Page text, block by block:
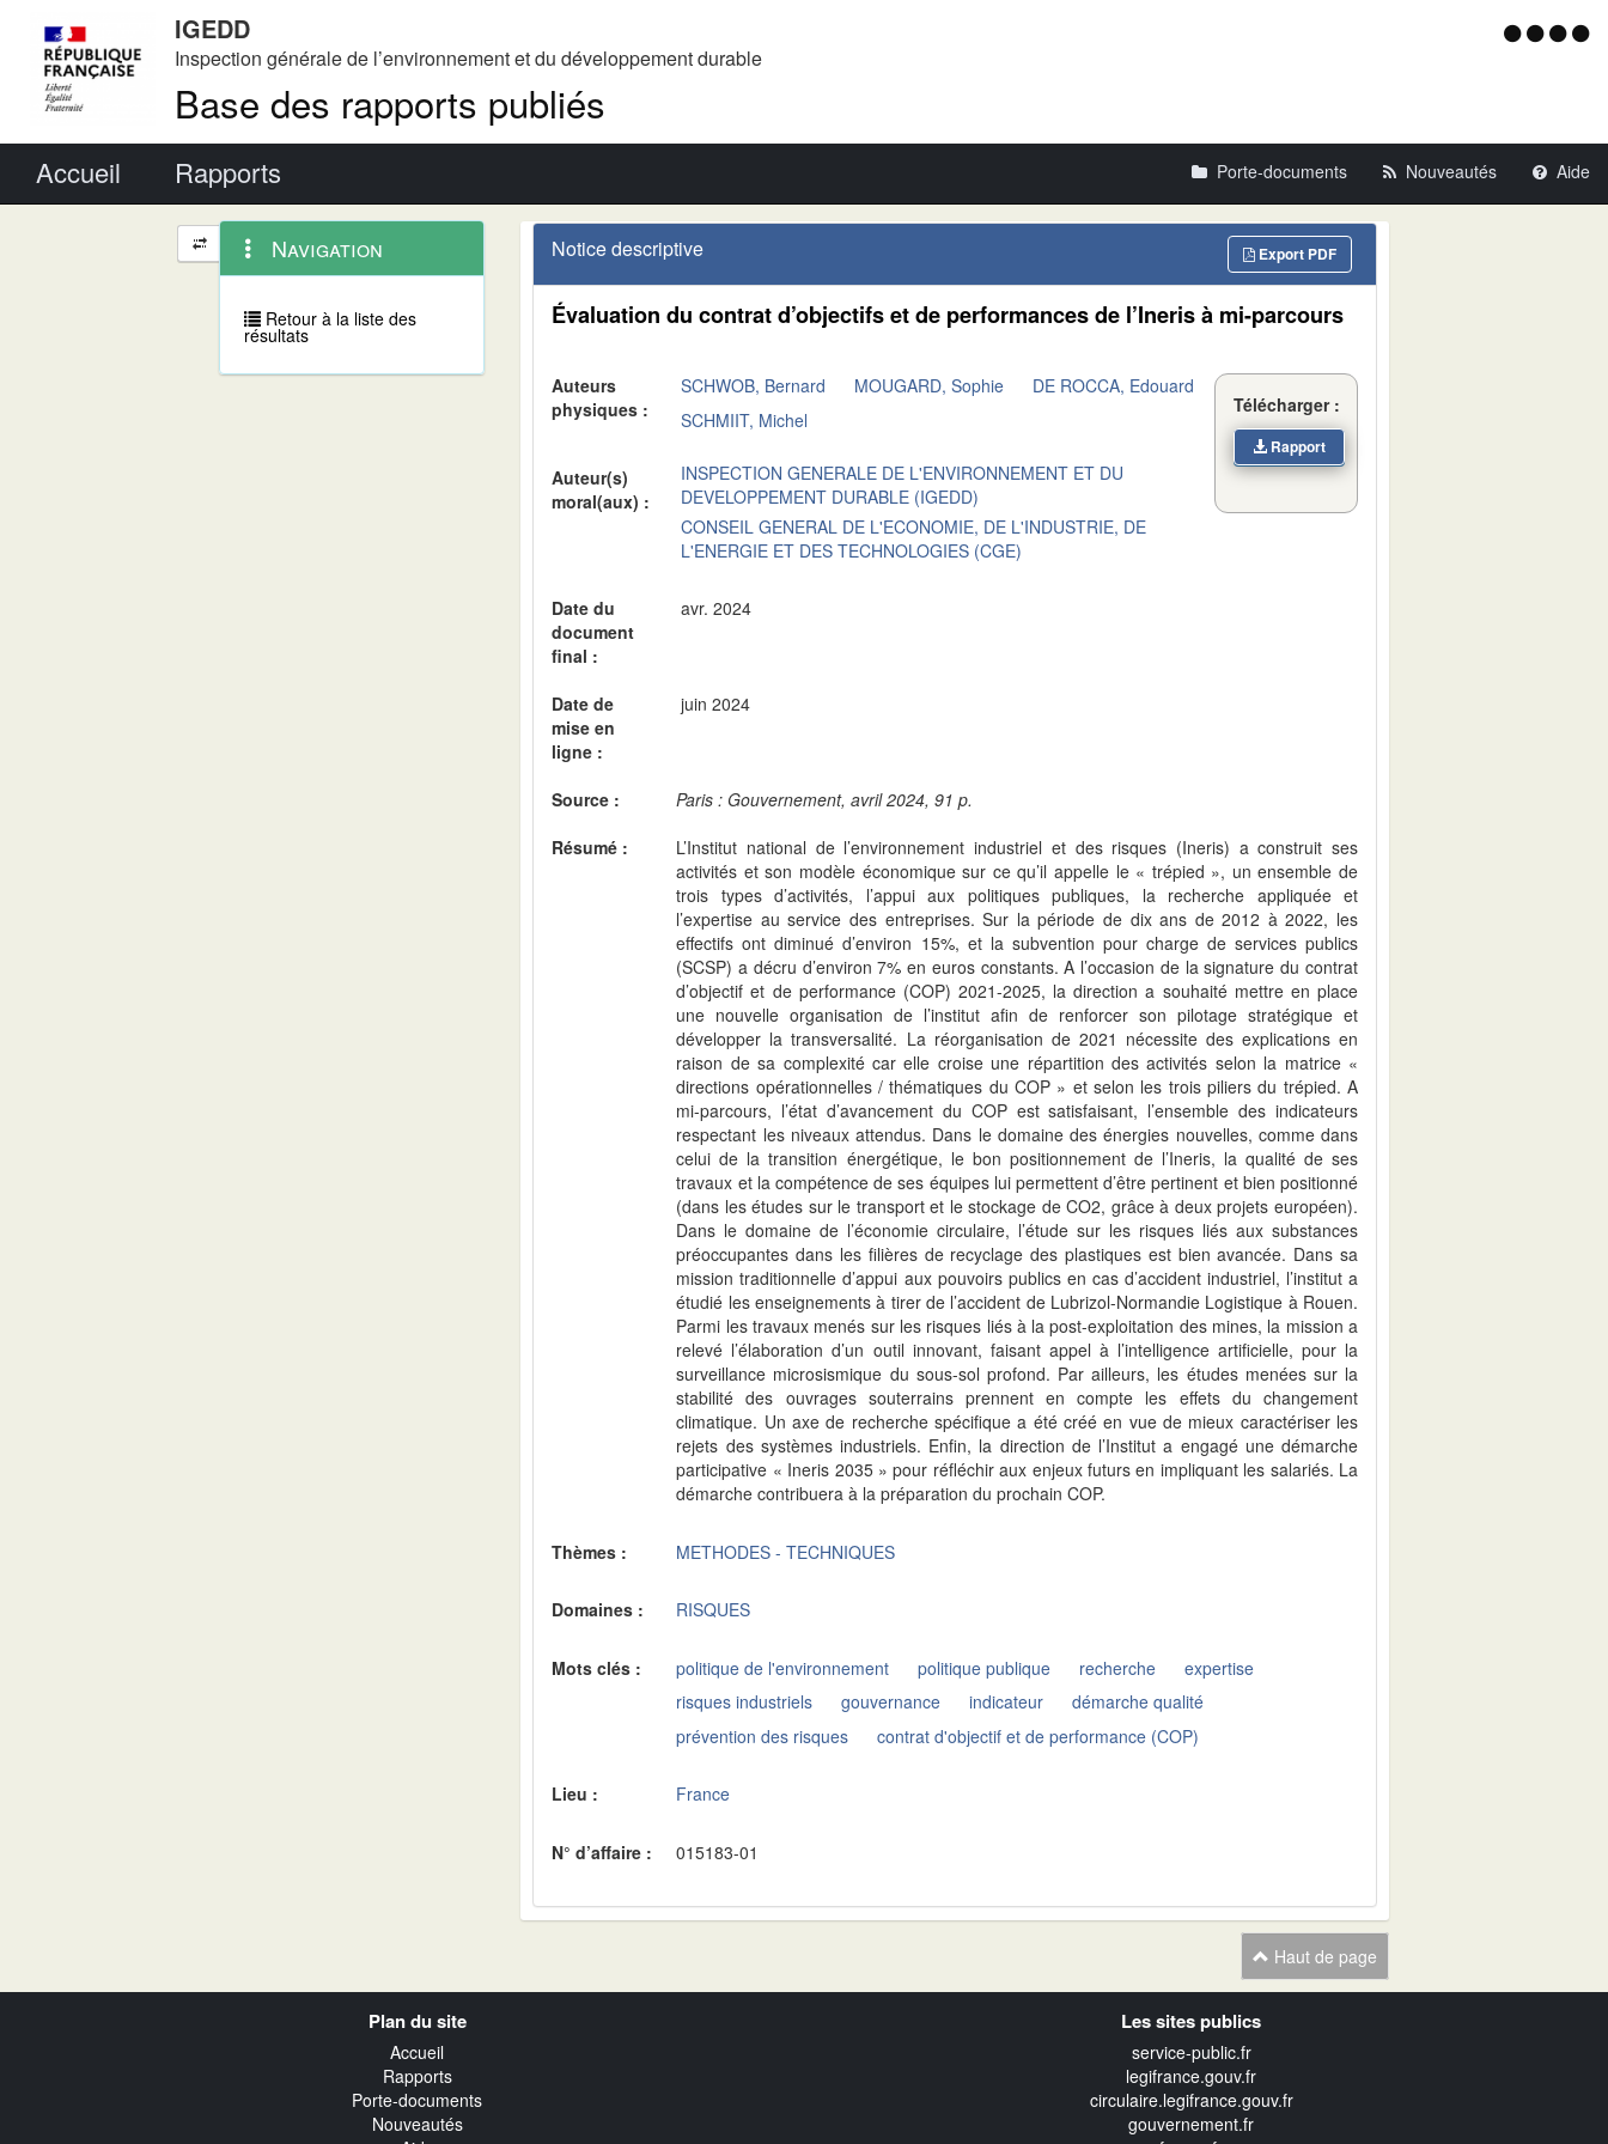
IGEDD
Inspection générale de l’environnement et du développement durable
Base des rapports publiés
Menu
Accueil Rapports Porte-documents Nouveautés Aide
Navigation
et
outils
annexes
contextuel
Navigation
Retour à la liste des
résultats
Notice descriptive Export PDF
Évaluation du contrat d’objectifs et de performances de l’Ineris à mi-parcours
Auteurs
physiques :
SCHWOB, Bernard MOUGARD, Sophie
DE ROCCA, Edouard
SCHMIIT, Michel
Auteur(s)
moral(aux) :
INSPECTION GENERALE DE L'ENVIRONNEMENT ET DU
DEVELOPPEMENT DURABLE (IGEDD)
CONSEIL GENERAL DE L'ECONOMIE, DE L'INDUSTRIE, DE
L'ENERGIE ET DES TECHNOLOGIES (CGE)
Date du
document
final :
avr. 2024
Date de
mise en
ligne :
juin 2024
Télécharger :
Rapport
Source :
Paris : Gouvernement, avril 2024, 91 p.
Résumé :
L’Institut national de l’environnement industriel et des risques (Ineris) a construit ses
activités et son modèle économique sur ce qu’il appelle le « trépied », un ensemble de
trois types d’activités, l’appui aux politiques publiques, la recherche appliquée et
l’expertise au service des entreprises. Sur la période de dix ans de 2012 à 2022, les
effectifs ont diminué d’environ 15%, et la subvention pour charge de services publics
(SCSP) a décru d’environ 7% en euros constants. A l’occasion de la signature du contrat
d’objectif et de performance (COP) 2021-2025, la direction a souhaité mettre en place
une nouvelle organisation de l’institut afin de renforcer son pilotage stratégique et
développer la transversalité. La réorganisation de 2021 nécessite des explications en
raison de sa complexité car elle croise une répartition des activités selon la matrice «
directions opérationnelles / thématiques du COP » et selon les trois piliers du trépied. A
mi-parcours, l’état d’avancement du COP est satisfaisant, l’ensemble des indicateurs
respectant les niveaux attendus. Dans le domaine des énergies nouvelles, comme dans
celui de la transition énergétique, le bon positionnement de l’Ineris, la qualité de ses
travaux et la compétence de ses équipes lui permettent d’être pertinent et bien positionné
(dans les études sur le transport et le stockage de CO2, grâce à deux projets européen).
Dans le domaine de l’économie circulaire, l’étude sur les risques liés aux substances
préoccupantes dans les filières de recyclage des plastiques est bien avancée. Dans sa
mission traditionnelle d’appui aux pouvoirs publics en cas d’accident industriel, l’institut a
étudié les enseignements à tirer de l’accident de Lubrizol-Normandie Logistique à Rouen.
Parmi les travaux menés sur les risques liés à la post-exploitation des mines, la mission a
relevé l’élaboration d’un outil innovant, faisant appel à l’intelligence artificielle, pour la
surveillance microsismique du sous-sol profond. Par ailleurs, les études menées sur la
stabilité des ouvrages souterrains prennent en compte les effets du changement
climatique. Un axe de recherche spécifique a été créé en vue de mieux caractériser les
rejets des systèmes industriels. Enfin, la direction de l’Institut a engagé une démarche
participative « Ineris 2035 » pour réfléchir aux enjeux futurs en impliquant les salariés. La
démarche contribuera à la préparation du prochain COP.
Thèmes : METHODES - TECHNIQUES
Domaines : RISQUES
Mots clés : politique de l'environnement politique publique recherche
expertise
risques industriels
gouvernance indicateur
démarche qualité
prévention des risques
contrat d'objectif et de performance (COP)
Lieu : France
N° d’affaire : 015183-01
Haut de page
Plan du site
Accueil
Rapports
Porte-documents
Nouveautés
Les sites publics
service-public.fr
legifrance.gouv.fr
circulaire.legifrance.gouv.fr
gouvernement.fr